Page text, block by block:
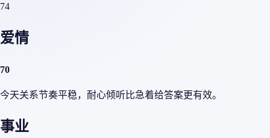
74
爱情
70
今天关系节奏平稳，耐心倾听比急着给答案更有效。
事业